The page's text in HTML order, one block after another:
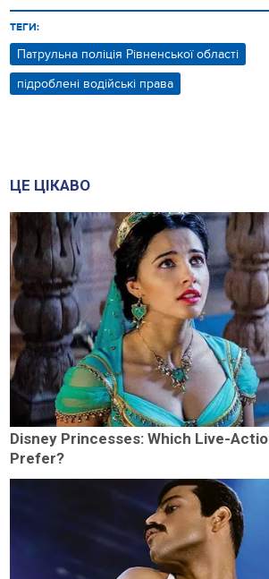
ТЕГИ:
Патрульна поліція Рівненської області
підроблені водійські права
ЦЕ ЦІКАВО
Disney Princesses: Which Live-
Prefer?